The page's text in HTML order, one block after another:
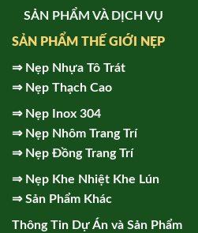
SẢN PHẨM VÀ DỊCH VỤ
SẢN PHẨM THẾ GIỚI NẸP
⇒ Nẹp Nhựa Tô Trát
⇒ Nẹp Thạch Cao
⇒ Nẹp Inox 304
⇒ Nẹp Nhôm Trang Trí
⇒ Nẹp Đồng Trang Trí
⇒ Nẹp Khe Nhiệt Khe Lún
⇒Sản Phẩm Khác
Thông Tin Dự Án và Sản Phẩm